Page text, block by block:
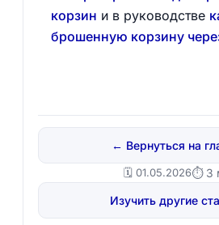
корзин и в руководстве
брошенную корзину
← Вернуться на
🗓️ 01.05.2026⏱ 3
Изучить другие